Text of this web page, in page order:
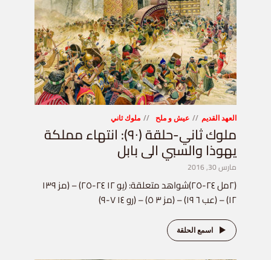
العهد القديم عيش و ملح ملوك ثاني
ملوك ثاني-حلقة (٩٠): انتهاء مملكة
يهوذا والسبي الى بابل
مارس 30, 2016
(٢مل ٢٤-٢٥)شواهد متعلقة: (يو ١٢ ٢٤-٢٥) – (مز ١٣٩
١٢) – (عب ٦ ١٩) – (مز ٣ ٥) – (رو ١٤ ٧-٩)
اسمع الحلقة